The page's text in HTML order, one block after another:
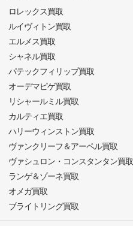
ロレックス買取
ルイヴィトン買取
エルメス買取
シャネル買取
パテックフィリップ買取
オーデマピゲ買取
リシャールミル買取
カルティエ買取
ハリーウィンストン買取
ヴァンクリーフ＆アーペル買取
ヴァシュロン・コンスタンタン買取
ランゲ＆ゾーネ買取
オメガ買取
ブライトリング買取